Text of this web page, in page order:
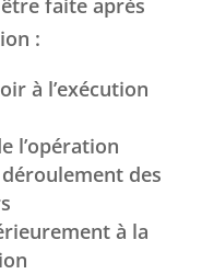
faite après
:
à l’exécution
l’opération
des
à la